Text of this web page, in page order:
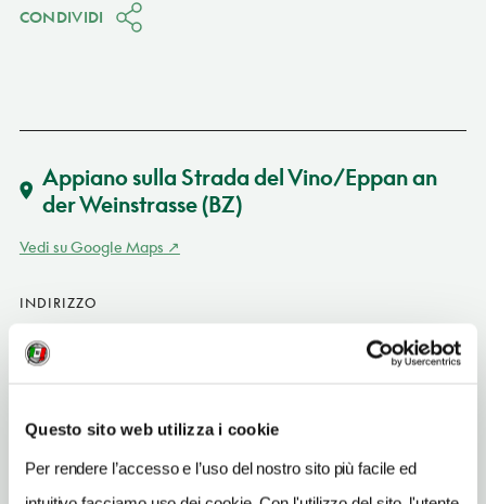
Questo sito web utilizza i cookie
Per rendere l’accesso e l’uso del nostro sito più facile ed
CONDIVIDI
Appiano sulla Strada del Vino/Eppan an
der Weinstrasse(BZ)
Vedi su Google Maps
INDIRIZZO
Appiano sulla Strada del Vino/Eppan an der Weinstrasse (BZ)
SITO WEB
INDIRIZZO EMAIL